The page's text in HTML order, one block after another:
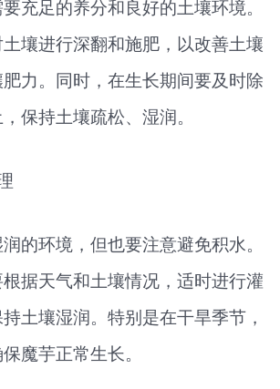
足的养分和良好的土壤环境。
壤进行深翻和施肥，以改善土壤
力。同时，在生长期间要及时除
保持土壤疏松、湿润。
环境，但也要注意避免积水。
据天气和土壤情况，适时进行灌
土壤湿润。特别是在干旱季节，
魔芋正常生长。